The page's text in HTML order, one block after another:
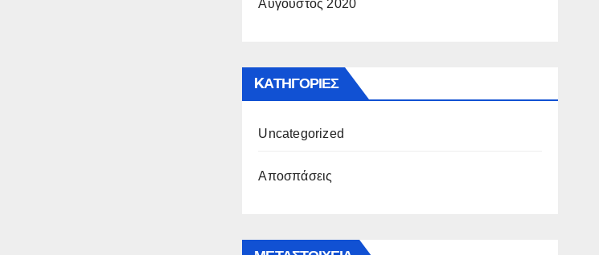
Αύγουστος 2020
KΑΤΗΓΟΡΊΕΣ
Uncategorized
Αποσπάσεις